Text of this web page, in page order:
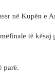
në Kupën e
të kësaj
parë.